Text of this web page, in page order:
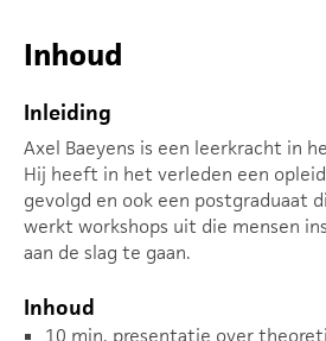
Inhoud
Inleiding
Axel Baeyens is een leerkracht in
Hij heeft in het verleden een
gevolgd en ook een postgraduaat
werkt workshops uit die mensen
aan de slag te gaan.
Inhoud
10 min. presentatie over